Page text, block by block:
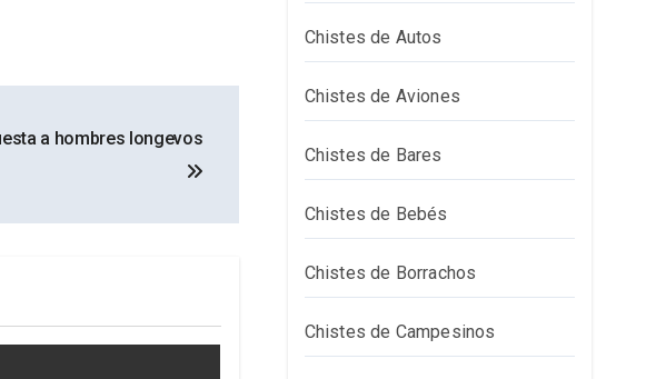
a hombres longevos
Chistes de Autos
Chistes de Aviones
Chistes de Bares
Chistes de Bebés
Chistes de Borrachos
Chistes de Campesinos